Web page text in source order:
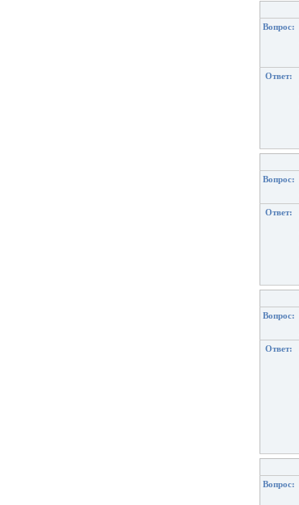
Вопрос:
Ответ:
Вопрос:
Ответ:
Вопрос:
Ответ:
Вопрос: